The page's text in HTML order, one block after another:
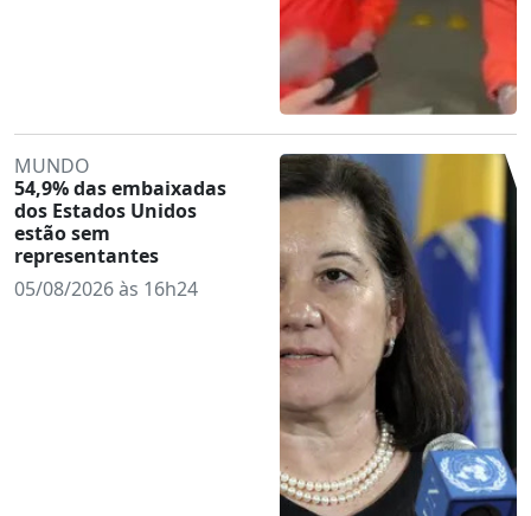
MUNDO
54,9% das embaixadas
dos Estados Unidos
estão sem
representantes
05/08/2026 às 16h24